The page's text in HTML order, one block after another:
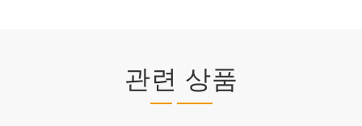
관련 상품